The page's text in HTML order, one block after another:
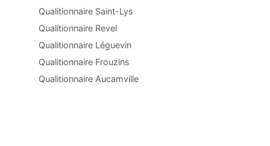
Qualitionnaire Saint-Lys
Qualitionnaire Revel
Qualitionnaire Léguevin
Qualitionnaire Frouzins
Qualitionnaire Aucamville